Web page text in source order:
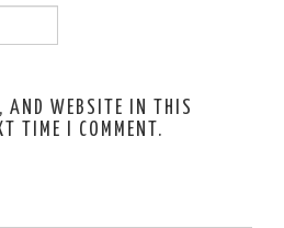
AND WEBSITE IN THIS
TIME I COMMENT.